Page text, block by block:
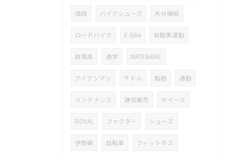
値段 バイクシューズ 水分補給
ロードバイク E-Bike 有酸素運動
群馬県 通学 MATEBAIKE
アイアンマン サドル 脂肪 通勤
メンテナンス 通信販売 ホイール
ROVAL ファクター シューズ
伊勢崎 自転車 フィットネス